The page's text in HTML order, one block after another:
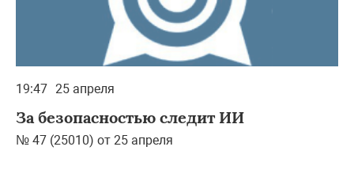
19:47 25 апреля
За безопасностью следит ИИ
№ 47 (25010) от 25 апреля